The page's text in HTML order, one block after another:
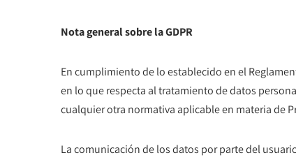
Nota general sobre la GDPR
En cumplimiento de lo establecido en el
en lo que respecta al tratamiento de datos
cualquier otra normativa aplicable en materia de
La comunicación de los datos por parte del